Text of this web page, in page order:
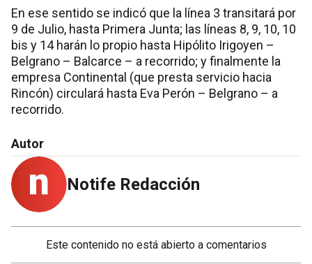
En ese sentido se indicó que la línea 3 transitará por
9 de Julio, hasta Primera Junta; las líneas 8, 9, 10, 10
bis y 14 harán lo propio hasta Hipólito Irigoyen –
Belgrano – Balcarce – a recorrido; y finalmente la
empresa Continental (que presta servicio hacia
Rincón) circulará hasta Eva Perón – Belgrano – a
recorrido.
Autor
Notife Redacción
Este contenido no está abierto a comentarios